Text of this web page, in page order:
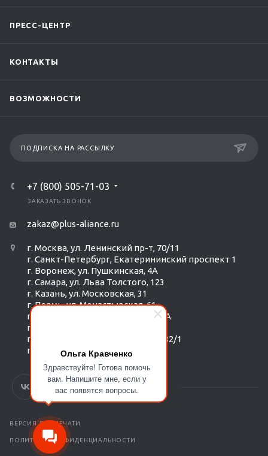
Ольга Кравченко
Здравствуйте! Готова помочь
вам. Напишите мне, если у
вас появятся вопросы.
ПРЕСС-ЦЕНТР
КОНТАКТЫ
ВОЗМОЖНОСТИ
ПОДПИСКА НА РАССЫЛКУ
+7 (800) 505-71-03
ЗАКАЗАТЬ ЗВОНОК
zakaz@plus-aliance.ru
г. Москва, ул. Ленинский пр-т, 70/11
г. Санкт-Петербург, Екатерининский проспект 1
г. Воронеж, ул. Пушкинская, 4А
г. Самара, ул. Льва Толстого, 123
г. Казань, ул. Московская, 31
г. Пермь, ул. Монастырская, 61
г. Екатеринбург, ул. Радищева 6А
г. Тюмень, ул. Республики 252/6
г. Новосибирск, Красный пр-т, 182/1
г. Омск, ул. ​Гагарина, 14
ВЕРСИЯ ДЛЯ ПЕЧАТИ
ПОЛИТИКА КОНФИДЕНЦИАЛЬНОСТИ